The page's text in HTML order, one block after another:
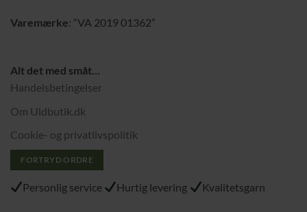
Varemærke: “VA 2019 01362”
Alt det med småt…
Handelsbetingelser
Om Uldbutik.dk
Cookie- og privatlivspolitik
FORTRYD ORDRE
Personlig service Hurtig levering Kvalitetsgarn